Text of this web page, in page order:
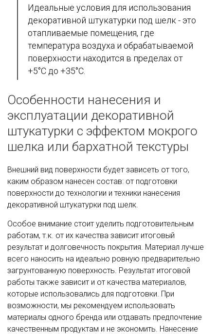
Идеальные условия для использования
декоративной штукатурки под шелк - это
отапливаемые помещения, где
температура воздуха и обрабатываемой
поверхности находится в пределах от
+5°С до +35°С.
Особенности нанесения и
эксплуатации декоративной
штукатурки с эффектом мокрого
шелка или бархатной текстуры
Внешний вид поверхности будет зависеть от того,
каким образом нанесен состав: от подготовки
поверхности до технологии и техники нанесения
декоративной штукатурки под шелк.
Особое внимание стоит уделить подготовительным
работам, т.к. от их качества зависит итоговый
результат и долговечность покрытия. Материал лучше
всего наносить на идеально ровную предварительно
загрунтованную поверхность. Результат итоговой
работы также зависит и от качества материалов,
которые использовались для подготовки. При
возможности, мы рекомендуем использовать
материалы одного бренда или отдавать предпочтение
качественным продуктам и не экономить. Нанесение